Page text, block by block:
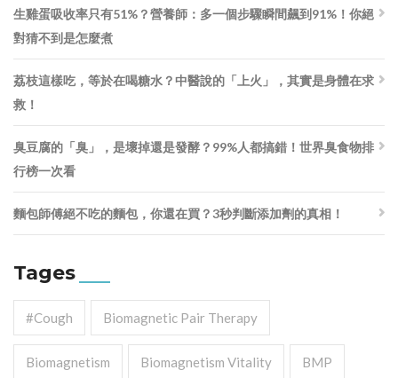
生雞蛋吸收率只有51%？營養師：多一個步驟瞬間飆到91%！你絕
對猜不到是怎麼煮
荔枝這樣吃，等於在喝糖水？中醫說的「上火」，其實是身體在求
救！
臭豆腐的「臭」，是壞掉還是發酵？99%人都搞錯！世界臭食物排
行榜一次看
麵包師傅絕不吃的麵包，你還在買？3秒判斷添加劑的真相！
Tages
#cough Biomagnetic Pair Therapy
Biomagnetism Biomagnetism Vitality BMP